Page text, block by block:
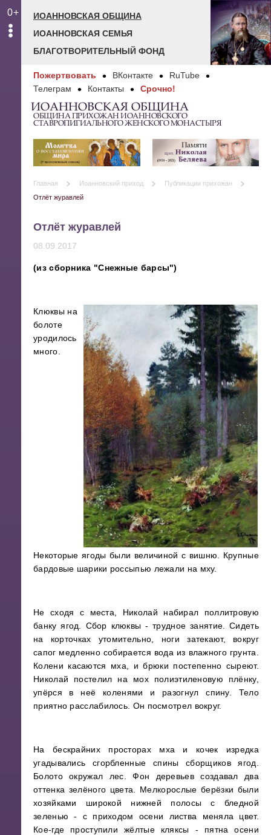
0+
ИОАННОВСКАЯ ОБЩИНА
ИОАННОВСКАЯ СЕМЬЯ
БЛАГОТВОРИТЕЛЬНЫЙ ФОНД
Пожертвовать ВКонтакте
RuTube
Телеграм
Контакты Срочно!
ИОАННОВСКАЯ ОБЩИНА
ОБЩИНА ПРИХОЖАН ИОАННОВСКОГО
СТАВРОПИГИАЛЬНОГО ЖЕНСКОГО МОНАСТЫРЯ
Главная Иоанновский приход
Публикации прихожан
Отлёт журавлей
Отлёт журавлей
08.09.2017
(из сборника "Снежные барсы")
Клюквы на
болоте
уродилось
много.
Некоторые ягоды были величиной с вишню. Крупные
бардовые шарики россыпью лежали на мху.
Не сходя с места, Николай набирал поллитровую
банку ягод. Сбор клюквы - трудное занятие. Сидеть
на корточках утомительно, ноги затекают, вокруг
сапог медленно собирается вода из влажного грунта.
Колени касаются мха, и брюки постепенно сыреют.
Николай постелил на мох полиэтиленовую плёнку,
упёрся в неё коленями и разогнул спину. Тело
приятно расслабилось. Он посмотрел вокруг.
На бескрайних просторах мха и кочек изредка
угадывались сгорбленные спины сборщиков ягод.
Болото окружал лес. Фон деревьев создавал два
оттенка зелёного цвета. Мелкорослые берёзки были
хозяйками широкой нижней полосы с бледной
зеленью - с приходом осени листва меняла цвет.
Кое-где проступили жёлтые кляксы - пятна осени